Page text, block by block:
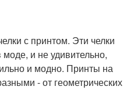
с принтом. Эти челки
и не удивительно,
и модно. Принты на
- от геометрических